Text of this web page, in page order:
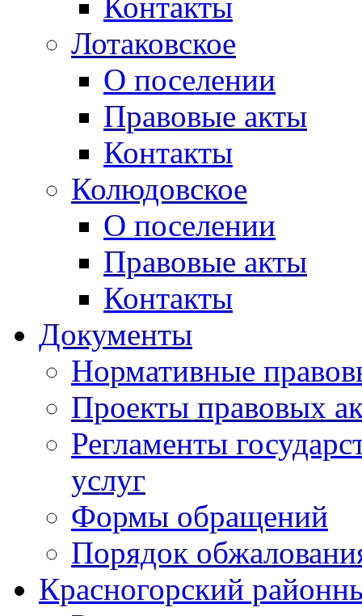
Лотаковское
О поселении
Правовые акты
Контакты
Колюдовское
О поселении
Правовые акты
Контакты
Документы
Нормативные
Проекты правовых
Регламенты
услуг
Формы обращений
Порядок
Красногорский